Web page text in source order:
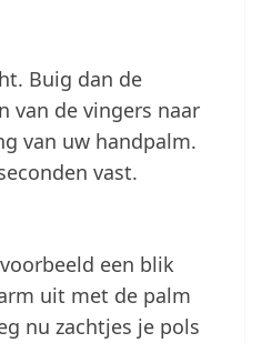
Buig dan de
van de vingers naar
van uw handpalm.
vast.
een blik
uit met de palm
nu zachtjes je pols